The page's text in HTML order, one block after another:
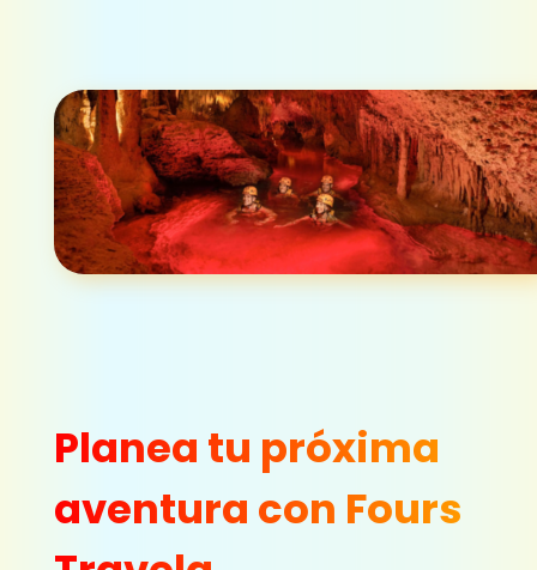
Planea tu próxima
aventura con Fours